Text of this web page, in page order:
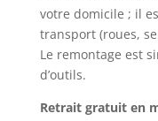
votre domicile ; il
transport (roues,
Le remontage est
d’outils.
Retrait gratuit en